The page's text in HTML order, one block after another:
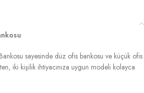
sayesinde düz ofis bankosu ve küçük ofis
iki kişilik ihtiyacınıza uygun modeli kolayca